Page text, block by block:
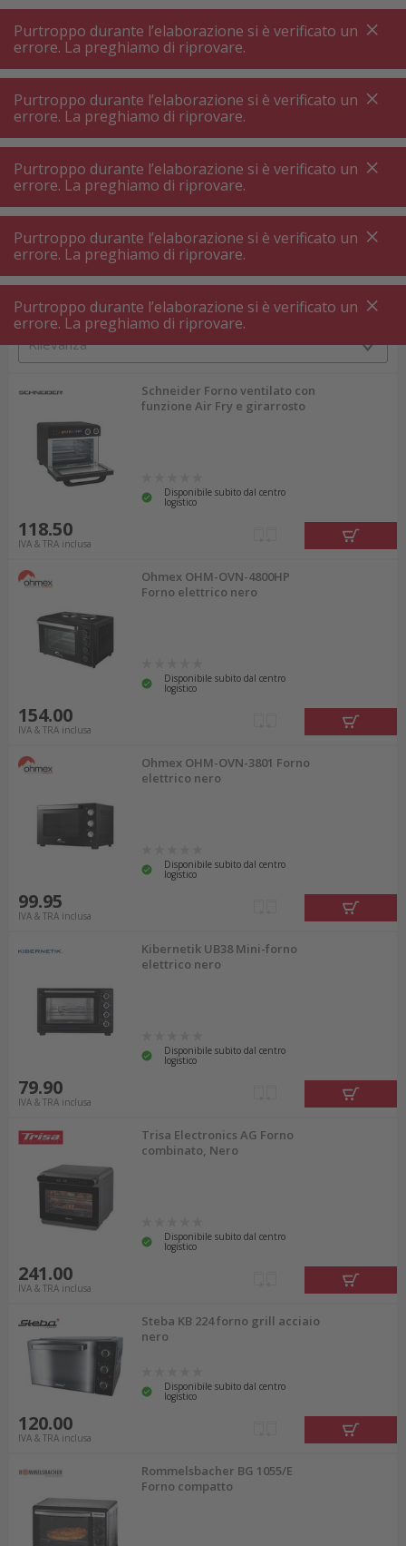
A +++
A+++
A +++
A+++
MyPost
MyPost
MENU RICERCA
Forno Mini forno
Mini forno
Filtri prodotto
34 P.
Ordinare per
Schneider Forno ventilato con
funzione Air Fry e girarrosto
Disponibile subito dal centro
logistico
118.50
IVA & TRA inclusa
Ohmex OHM-OVN-4800HP
Forno elettrico nero
Disponibile subito dal centro
logistico
154.00
IVA & TRA inclusa
Ohmex OHM-OVN-3801 Forno
elettrico nero
Disponibile subito dal centro
logistico
99.95
IVA & TRA inclusa
Kibernetik UB38 Mini-forno
elettrico nero
Disponibile subito dal centro
logistico
79.90
IVA & TRA inclusa
Trisa Electronics AG Forno
combinato, Nero
Disponibile subito dal centro
logistico
241.00
IVA & TRA inclusa
Steba KB 224 forno grill acciaio
nero
Disponibile subito dal centro
logistico
120.00
IVA & TRA inclusa
Rommelsbacher BG 1055/E
Forno compatto
Purtroppo durante l’elaborazione si è verificato un
errore. La preghiamo di riprovare.
Purtroppo durante l’elaborazione si è verificato un
errore. La preghiamo di riprovare.
Purtroppo durante l’elaborazione si è verificato un
errore. La preghiamo di riprovare.
Purtroppo durante l’elaborazione si è verificato un
errore. La preghiamo di riprovare.
Purtroppo durante l’elaborazione si è verificato un
errore. La preghiamo di riprovare.